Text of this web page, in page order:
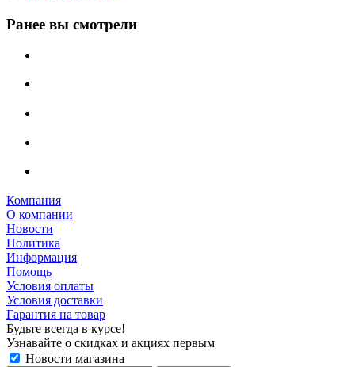
Ранее вы смотрели
Компания
О компании
Новости
Политика
Информация
Помощь
Условия оплаты
Условия доставки
Гарантия на товар
Будьте всегда в курсе!
Узнавайте о скидках и акциях первым
Новости магазина